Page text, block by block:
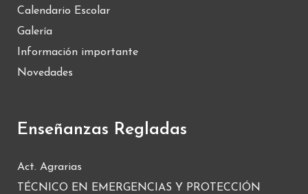
Calendario Escolar
Galería
Información importante
Novedades
Enseñanzas Regladas
Act. Agrarias
TÉCNICO EN EMERGENCIAS Y PROTECCIÓN